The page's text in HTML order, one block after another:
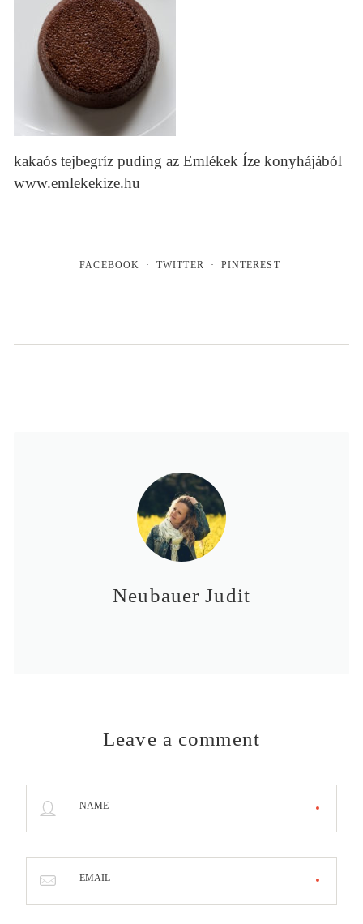
kakaós tejbegríz puding az Emlékek Íze konyhájából
www.emlekekize.hu
FACEBOOK TWITTER PINTEREST
Neubauer Judit
Leave a comment
NAME
EMAIL